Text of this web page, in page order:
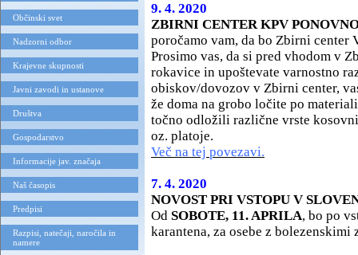
Občinski svet
Nadzorni odbor
Krajevne skupnosti
Javni zavodi in ustanove
Društva
Gospodarstvo
Informacije jav. značaja
Naš časopis
Predpisi
Razpisi, natečaji, naročila in
namere
9. 4. 2020
ZBIRNI CENTER KPV
poročamo vam, da bo Zbirni center
Prosimo vas, da si pred vhodom v
rokavice in upoštevate varnostno
obiskov/dovozov v Zbirni center,
že doma na grobo ločite po
točno odložili različne vrste
oz. platoje.
Več na tej povezavi.
7. 4. 2020
NOVOST PRI VSTOPU V
Od SOBOTE, 11. APRILA, bo po
karantena, za osebe z